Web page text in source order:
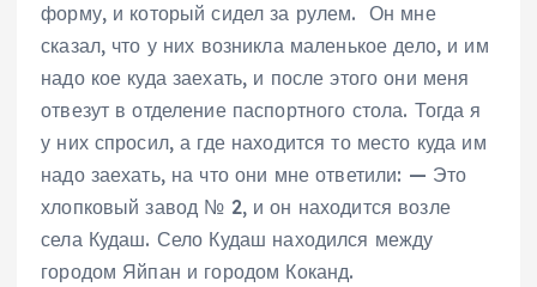
форму, и который сидел за рулем. Он мне
сказал, что у них возникла маленькое дело, и им
надо кое куда заехать, и после этого они меня
отвезут в отделение паспортного стола. Тогда я
у них спросил, а где находится то место куда им
надо заехать, на что они мне ответили: — Это
хлопковый завод № 2, и он находится возле
села Кудаш. Село Кудаш находился между
городом Яйпан и городом Коканд.